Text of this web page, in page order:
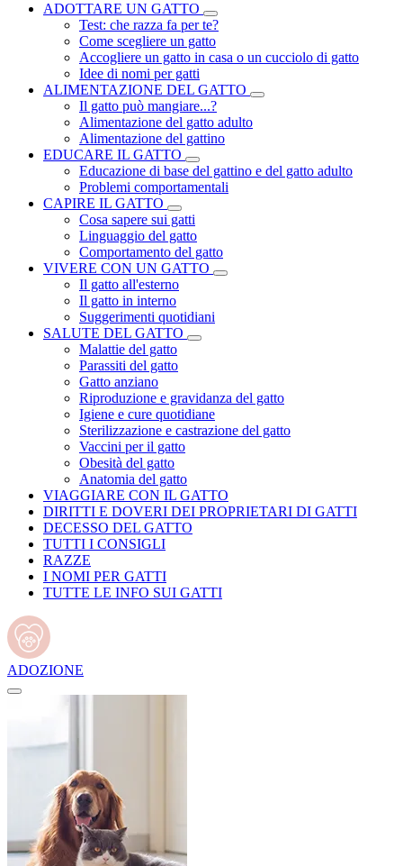
ADOTTARE UN GATTO
Test: che razza fa per te?
Come scegliere un gatto
Accogliere un gatto in casa o un cucciolo di gatto
Idee di nomi per gatti
ALIMENTAZIONE DEL GATTO
Il gatto può mangiare...?
Alimentazione del gatto adulto
Alimentazione del gattino
EDUCARE IL GATTO
Educazione di base del gattino e del gatto adulto
Problemi comportamentali
CAPIRE IL GATTO
Cosa sapere sui gatti
Linguaggio del gatto
Comportamento del gatto
VIVERE CON UN GATTO
Il gatto all'esterno
Il gatto in interno
Suggerimenti quotidiani
SALUTE DEL GATTO
Malattie del gatto
Parassiti del gatto
Gatto anziano
Riproduzione e gravidanza del gatto
Igiene e cure quotidiane
Sterilizzazione e castrazione del gatto
Vaccini per il gatto
Obesità del gatto
Anatomia del gatto
VIAGGIARE CON IL GATTO
DIRITTI E DOVERI DEI PROPRIETARI DI GATTI
DECESSO DEL GATTO
TUTTI I CONSIGLI
RAZZE
I NOMI PER GATTI
TUTTE LE INFO SUI GATTI
ADOZIONE